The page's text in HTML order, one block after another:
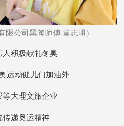
限公司黑陶师傅 董志明）
人积极献礼冬奥
运动健儿们加油外
等大理文旅企业
传递奥运精神